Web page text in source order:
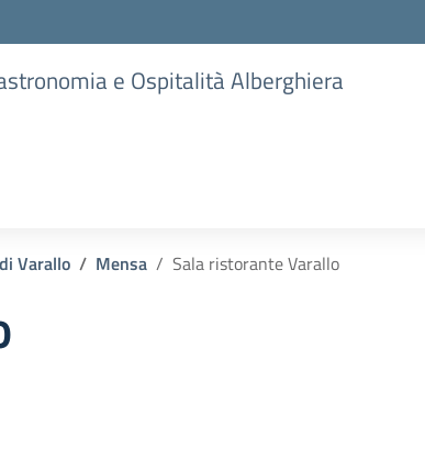
e Ospitalità Alberghiera
Varallo Mensa Sala ristorante Varallo